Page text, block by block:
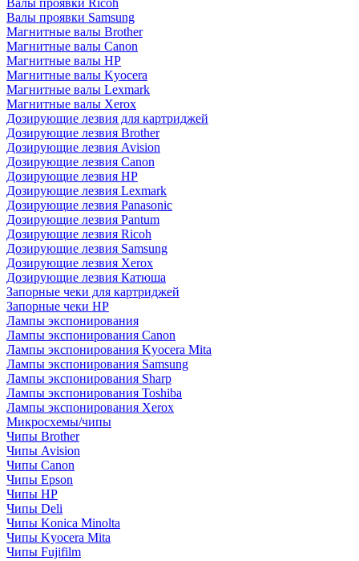
Валы проявки Ricoh
Валы проявки Samsung
Магнитные валы Brother
Магнитные валы Canon
Магнитные валы HP
Магнитные валы Kyocera
Магнитные валы Lexmark
Магнитные валы Xerox
Дозирующие лезвия для картриджей
Дозирующие лезвия Brother
Дозирующие лезвия Avision
Дозирующие лезвия Canon
Дозирующие лезвия HP
Дозирующие лезвия Lexmark
Дозирующие лезвия Panasonic
Дозирующие лезвия Pantum
Дозирующие лезвия Ricoh
Дозирующие лезвия Samsung
Дозирующие лезвия Xerox
Дозирующие лезвия Катюша
Запорные чеки для картриджей
Запорные чеки HP
Лампы экспонирования
Лампы экспонирования Canon
Лампы экспонирования Kyocera Mita
Лампы экспонирования Samsung
Лампы экспонирования Sharp
Лампы экспонирования Toshiba
Лампы экспонирования Xerox
Микросхемы/чипы
Чипы Brother
Чипы Avision
Чипы Canon
Чипы Epson
Чипы HP
Чипы Deli
Чипы Konica Minolta
Чипы Kyocera Mita
Чипы Fujifilm